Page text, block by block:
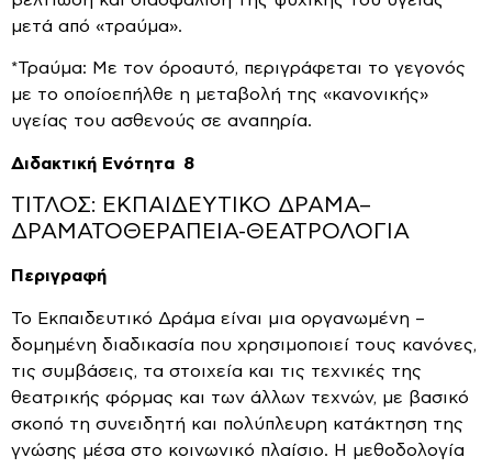
μετά από «τραύμα».
*Τραύμα: Με τον όροαυτό, περιγράφεται το γεγονός
με το οποίοεπήλθε η μεταβολή της «κανονικής»
υγείας του ασθενούς σε αναπηρία.
Διδακτική Ενότητα 8
ΤΙΤΛΟΣ: ΕΚΠΑΙΔΕΥΤΙΚΟ ΔΡΑΜΑ–
ΔΡΑΜΑΤΟΘΕΡΑΠΕΙΑ-ΘΕΑΤΡΟΛΟΓΙΑ
Περιγραφή
Το Εκπαιδευτικό Δράμα είναι μια οργανωμένη –
δομημένη διαδικασία που χρησιμοποιεί τους κανόνες,
τις συμβάσεις, τα στοιχεία και τις τεχνικές της
θεατρικής φόρμας και των άλλων τεχνών, με βασικό
σκοπό τη συνειδητή και πολύπλευρη κατάκτηση της
γνώσης μέσα στο κοινωνικό πλαίσιο. Η μεθοδολογία